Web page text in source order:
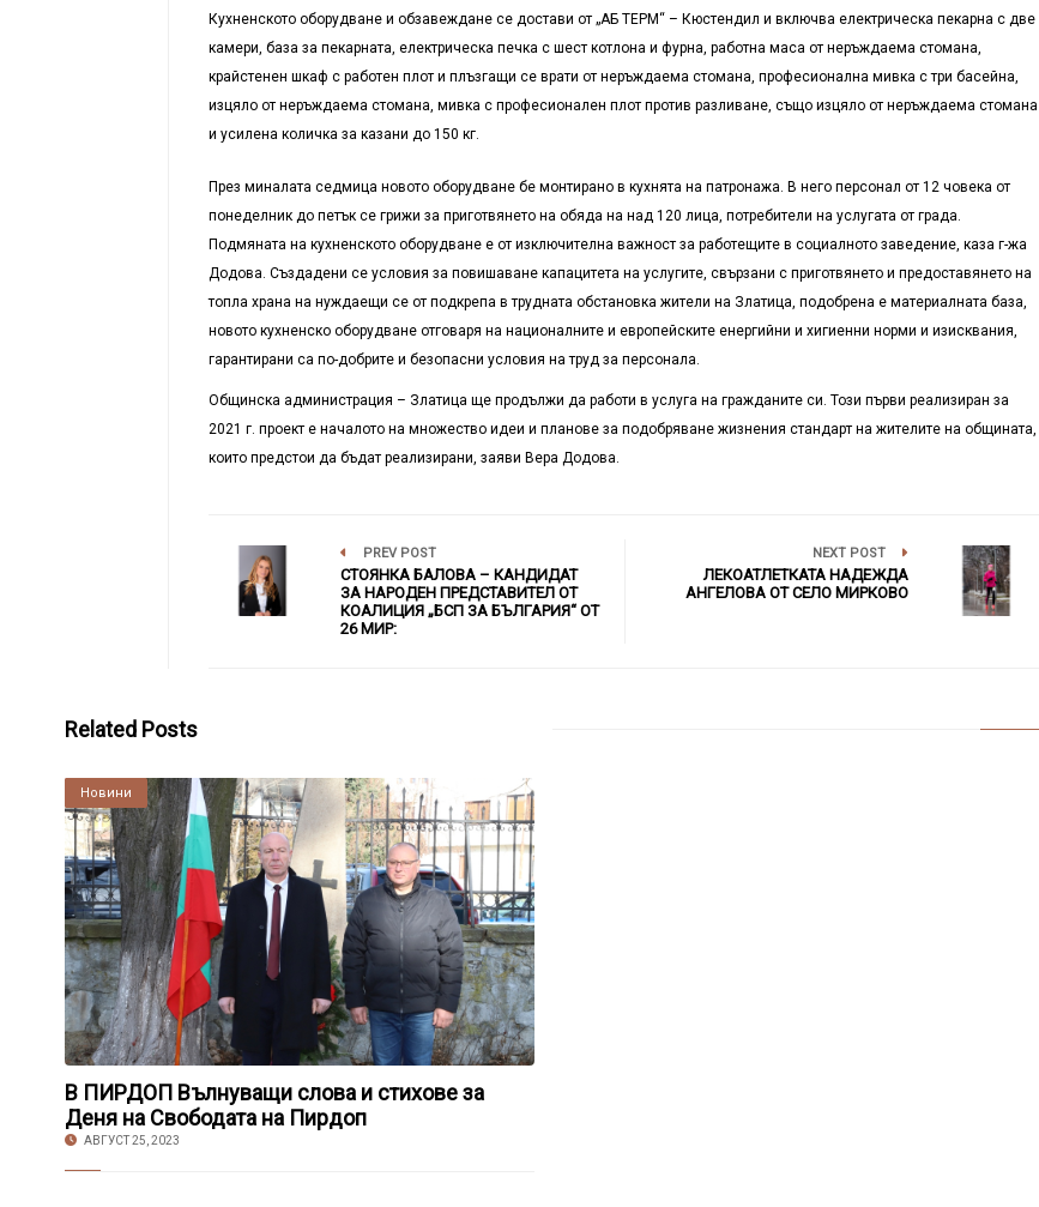
Кухненското оборудване и обзавеждане се достави от „АБ ТЕРМ“ – Кюстендил и включва електрическа пекарна с две
камери, база за пекарната, електрическа печка с шест котлона и фурна, работна маса от неръждаема стомана,
крайстенен шкаф с работен плот и плъзгащи се врати от неръждаема стомана, професионална мивка с три басейна,
изцяло от неръждаема стомана, мивка с професионален плот против разливане, също изцяло от неръждаема стомана
и усилена количка за казани до 150 кг.
През миналата седмица новото оборудване бе монтирано в кухнята на патронажа. В него персонал от 12 човека от
понеделник до петък се грижи за приготвянето на обяда на над 120 лица, потребители на услугата от града.
Подмяната на кухненското оборудване е от изключителна важност за работещите в социалното заведение, каза г-жа
Додова. Създадени се условия за повишаване капацитета на услугите, свързани с приготвянето и предоставянето на
топла храна на нуждаещи се от подкрепа в трудната обстановка жители на Златица, подобрена е материалната база,
новото кухненско оборудване отговаря на националните и европейските енергийни и хигиенни норми и изисквания,
гарантирани са по-добрите и безопасни условия на труд за персонала.
Общинска администрация – Златица ще продължи да работи в услуга на гражданите си. Този първи реализиран за
2021 г. проект е началото на множество идеи и планове за подобряване жизнения стандарт на жителите на общината,
които предстои да бъдат реализирани, заяви Вера Додова.
PREV POST
СТОЯНКА БАЛОВА – КАНДИДАТ
ЗА НАРОДЕН ПРЕДСТАВИТЕЛ ОТ
КОАЛИЦИЯ „БСП ЗА БЪЛГАРИЯ“ ОТ
26 МИР:
NEXT POST
ЛЕКОАТЛЕТКАТА НАДЕЖДА
АНГЕЛОВА ОТ СЕЛО МИРКОВО
Related Posts
Култура
Новини
В ПИРДОП Вълнуващи слова и стихове за
Деня на Свободата на Пирдоп
АВГУСТ 25, 2023